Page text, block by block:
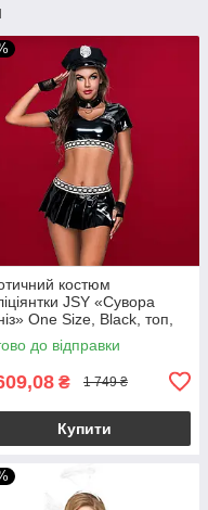
костюм
JSY «Сувора
One Size, Black, топ,
рукавички, кашкет
до відправки
₴ 1 749 ₴
Купити